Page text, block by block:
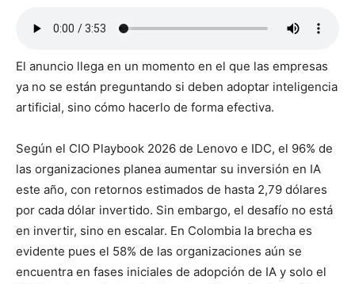
El anuncio llega en un momento en el que las empresas
ya no se están preguntando si deben adoptar inteligencia
artificial, sino cómo hacerlo de forma efectiva.
Según el CIO Playbook 2026 de Lenovo e IDC, el 96% de
las organizaciones planea aumentar su inversión en IA
este año, con retornos estimados de hasta 2,79 dólares
por cada dólar invertido. Sin embargo, el desafío no está
en invertir, sino en escalar. En Colombia la brecha es
evidente pues el 58% de las organizaciones aún se
encuentra en fases iniciales de adopción de IA y solo el